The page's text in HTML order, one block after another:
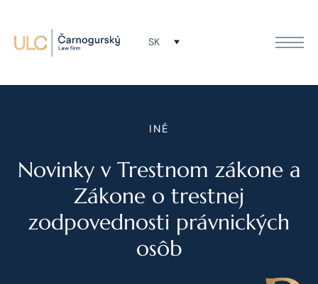
SK
INÉ
Novinky v Trestnom zákone a
Zákone o trestnej
zodpovednosti právnických
osôb